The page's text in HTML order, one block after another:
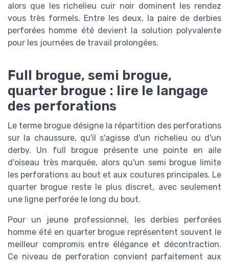
alors que les richelieu cuir noir dominent les rendez
vous très formels. Entre les deux, la paire de derbies
perforées homme été devient la solution polyvalente
pour les journées de travail prolongées.
Full brogue, semi brogue,
quarter brogue : lire le langage
des perforations
Le terme brogue désigne la répartition des perforations
sur la chaussure, qu'il s'agisse d'un richelieu ou d'un
derby. Un full brogue présente une pointe en aile
d'oiseau très marquée, alors qu'un semi brogue limite
les perforations au bout et aux coutures principales. Le
quarter brogue reste le plus discret, avec seulement
une ligne perforée le long du bout.
Pour un jeune professionnel, les derbies perforées
homme été en quarter brogue représentent souvent le
meilleur compromis entre élégance et décontraction.
Ce niveau de perforation convient parfaitement aux